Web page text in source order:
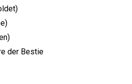
der Bestie